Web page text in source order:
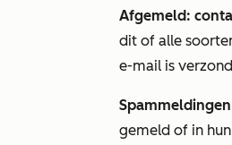
Afgemeld:
dit of alle
e-mail is
gemeld of in